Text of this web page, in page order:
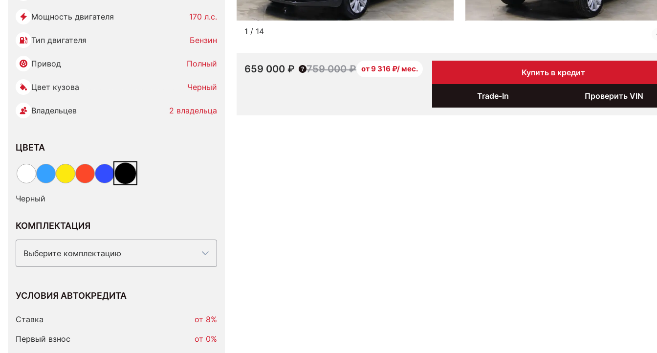
Мощность двигателя 170 л.с.
Тип двигателя Бензин
Привод Полный
Цвет кузова Черный
Владельцев 2 владельца
ЦВЕТА
Черный
КОМПЛЕКТАЦИЯ
Выберите комплектацию
УСЛОВИЯ АВТОКРЕДИТА
Ставка
от 8%
Первый взнос
от 0%
1 / 14
659 000 ₽ 759 000 ₽ от 9 316 ₽/ мес. Купить в кредит
Trade-In Проверить VIN